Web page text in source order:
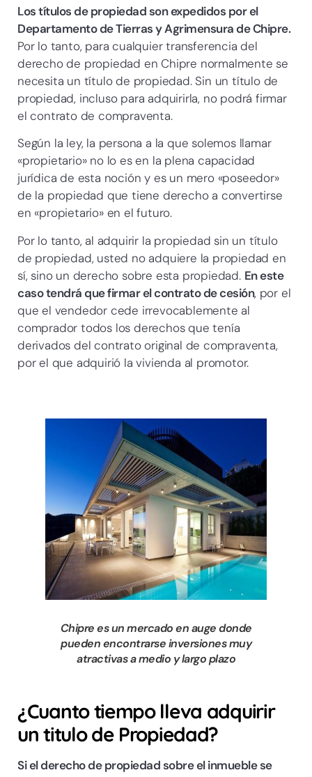
Los títulos de propiedad son expedidos por el
Departamento de Tierras y Agrimensura de Chipre.
Por lo tanto, para cualquier transferencia del
derecho de propiedad en Chipre normalmente se
necesita un título de propiedad. Sin un título de
propiedad, incluso para adquirirla, no podrá firmar
el contrato de compraventa.
Según la ley, la persona a la que solemos llamar
«propietario» no lo es en la plena capacidad
jurídica de esta noción y es un mero «poseedor»
de la propiedad que tiene derecho a convertirse
en «propietario» en el futuro.
Por lo tanto, al adquirir la propiedad sin un título
de propiedad, usted no adquiere la propiedad en
sí, sino un derecho sobre esta propiedad. En este
caso tendrá que firmar el contrato de cesión, por el
que el vendedor cede irrevocablemente al
comprador todos los derechos que tenía
derivados del contrato original de compraventa,
por el que adquirió la vivienda al promotor.
Chipre es un mercado en auge donde
pueden encontrarse inversiones muy
atractivas a medio y largo plazo
¿Cuanto tiempo lleva adquirir
un titulo de Propiedad?
Si el derecho de propiedad sobre el inmueble se